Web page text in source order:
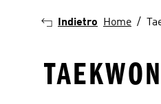
Indietro Home